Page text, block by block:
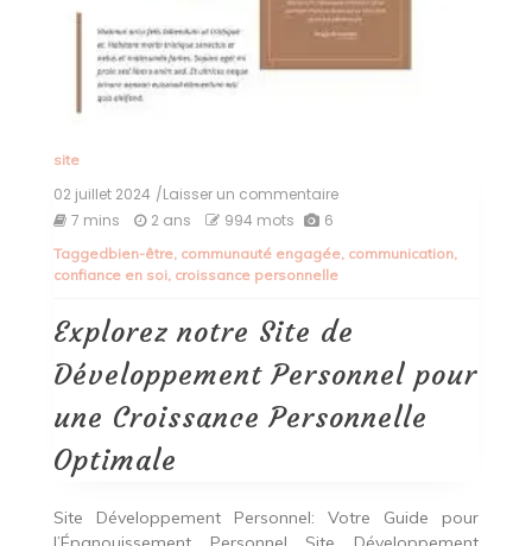
site
02 juillet 2024 /Laisser un commentaireon
Site
de
Personnel
pour
Croissance
Personnelle
Optimale
7 mins 2 ans 994 mots 6
Taggedbien-être, communauté engagée, communication,
confiance en soi, croissance personnelle
Explorez notre Site de
Développement Personnel pour
une Croissance Personnelle
Optimale
Site Développement Personnel: Votre Guide pour